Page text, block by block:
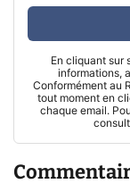
En cliquant sur
informations,
Conformément au
tout moment en
chaque email.